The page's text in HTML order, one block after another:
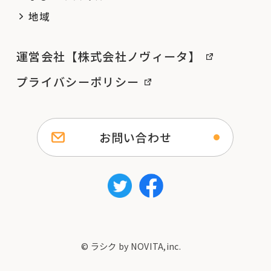
地域
運営会社【株式会社ノヴィータ】
プライバシーポリシー
お問い合わせ
© ラシク by NOVITA,inc.